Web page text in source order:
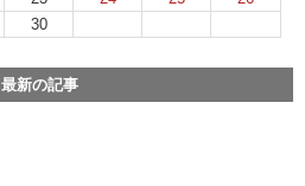
30
最新の記事